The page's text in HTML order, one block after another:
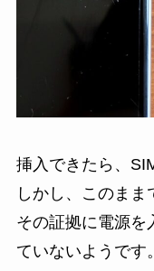
挿入できたら、
しかし、このまま
その証拠に電源を
ていないようです。